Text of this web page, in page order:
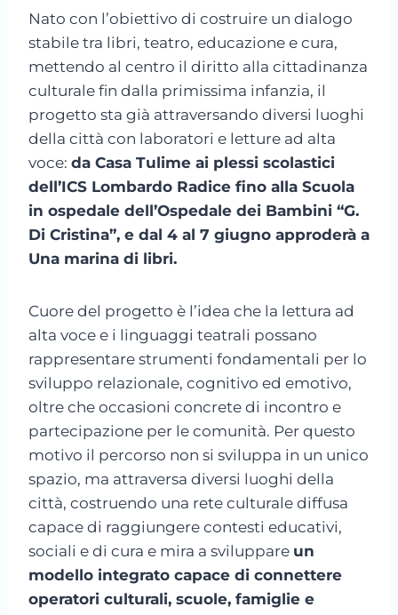
Nato con l’obiettivo di costruire un dialogo
stabile tra libri, teatro, educazione e cura,
mettendo al centro il diritto alla cittadinanza
culturale fin dalla primissima infanzia, il
progetto sta già attraversando diversi luoghi
della città con laboratori e letture ad alta
voce: da Casa Tulime ai plessi scolastici
dell’ICS Lombardo Radice fino alla Scuola
in ospedale dell’Ospedale dei Bambini “G.
Di Cristina”, e dal 4 al 7 giugno approderà a
Una marina di libri.
Cuore del progetto è l’idea che la lettura ad
alta voce e i linguaggi teatrali possano
rappresentare strumenti fondamentali per lo
sviluppo relazionale, cognitivo ed emotivo,
oltre che occasioni concrete di incontro e
partecipazione per le comunità. Per questo
motivo il percorso non si sviluppa in un unico
spazio, ma attraversa diversi luoghi della
città, costruendo una rete culturale diffusa
capace di raggiungere contesti educativi,
sociali e di cura e mira a sviluppare un
modello integrato capace di connettere
operatori culturali, scuole, famiglie e